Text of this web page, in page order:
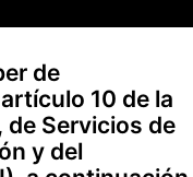
de
10 de la
de Servicios de
y del